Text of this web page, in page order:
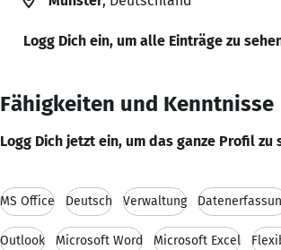
Logg Dich ein, um alle Einträge zu
Fähigkeiten und Kenntnisse
Logg Dich jetzt ein, um das ganze Profil zu
MS Office Deutsch Verwaltung
Outlook Microsoft Word Microsoft Excel